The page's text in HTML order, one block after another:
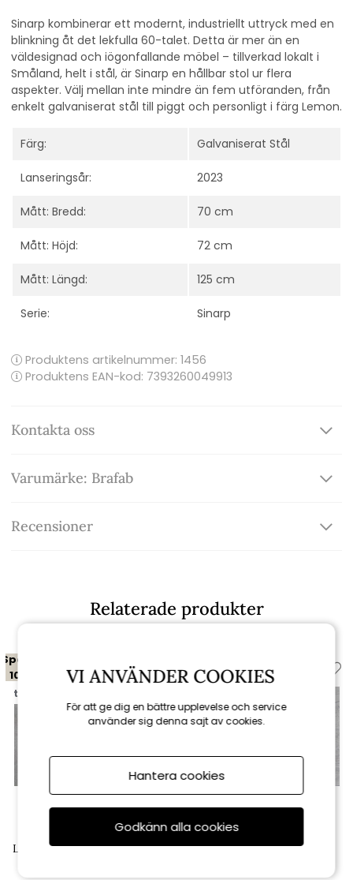
Sinarp kombinerar ett modernt, industriellt uttryck med en
blinkning åt det lekfulla 60-talet. Detta är mer än en
väldesignad och iögonfallande möbel – tillverkad lokalt i
Småland, helt i stål, är Sinarp en hållbar stol ur flera
aspekter. Välj mellan inte mindre än fem utföranden, från
enkelt galvaniserat stål till piggt och personligt i färg Lemon.
Färg: Galvaniserat Stål
Lanseringsår: 2023
Mått: Bredd: 70 cm
Mått: Höjd: 72 cm
Mått: Längd: 125 cm
Serie: Sinarp
Produktens artikelnummer: 1456
Produktens EAN-kod: 7393260049913
Kontakta oss
Varumärke: Brafab
Recensioner
Relaterade produkter
Spara
10%
till 16/8
Laminatskiva 125x70 cm - grå
10%
Laminatskiva 125x70 cm -
VI ANVÄNDER COOKIES
För att ge dig en bättre upplevelse och service
använder sig denna sajt av cookies.
Hantera cookies
Godkänn alla cookies